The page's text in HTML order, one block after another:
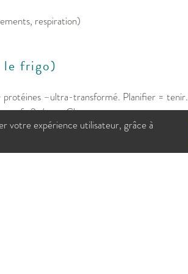
respiration)
le frigo)
protéines –ultra-transformé. Planifier = tenir.
2×/sem. Chaque pas compte.
rituel calme.
votre expérience utilisateur, grâce à